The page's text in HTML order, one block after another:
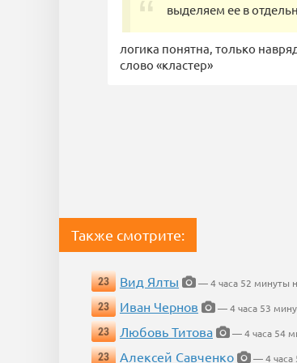
выделяем ее в
логика понятна, только
слово «кластер»
Также смотрите:
23 Вид Ялты
— 4 часа 52 минуты
23
Иван Чернов
— 4 часа 53
23
Любовь Титова
— 4 часа 54
23
Алексей Савченко — 4 часа